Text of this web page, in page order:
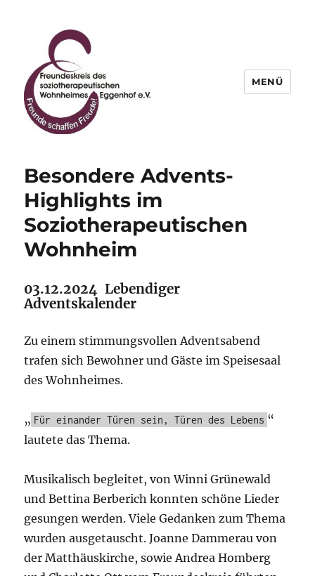
soziotherapeutischen
Wohnheimes Eggenhof e.V.
MENÜ
Besondere Advents-
Highlights im
Soziotherapeutischen
Wohnheim
03.12.2024 Lebendiger
Adventskalender
Zu einem stimmungsvollen Adventsabend
trafen sich Bewohner und Gäste im Speisesaal
des Wohnheimes.
„ Für einander Türen sein, Türen des Lebens “
lautete das Thema.
Musikalisch begleitet, von Winni Grünewald
und Bettina Berberich konnten schöne Lieder
gesungen werden. Viele Gedanken zum Thema
wurden ausgetauscht. Joanne Dammerau von
der Matthäuskirche, sowie Andrea Homberg